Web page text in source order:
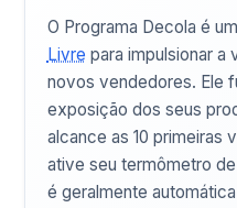
O Programa Decola é
Livre para impulsionar a
novos vendedores. Ele
exposição dos seus
alcance as 10 primeiras
ative seu termômetro
é geralmente